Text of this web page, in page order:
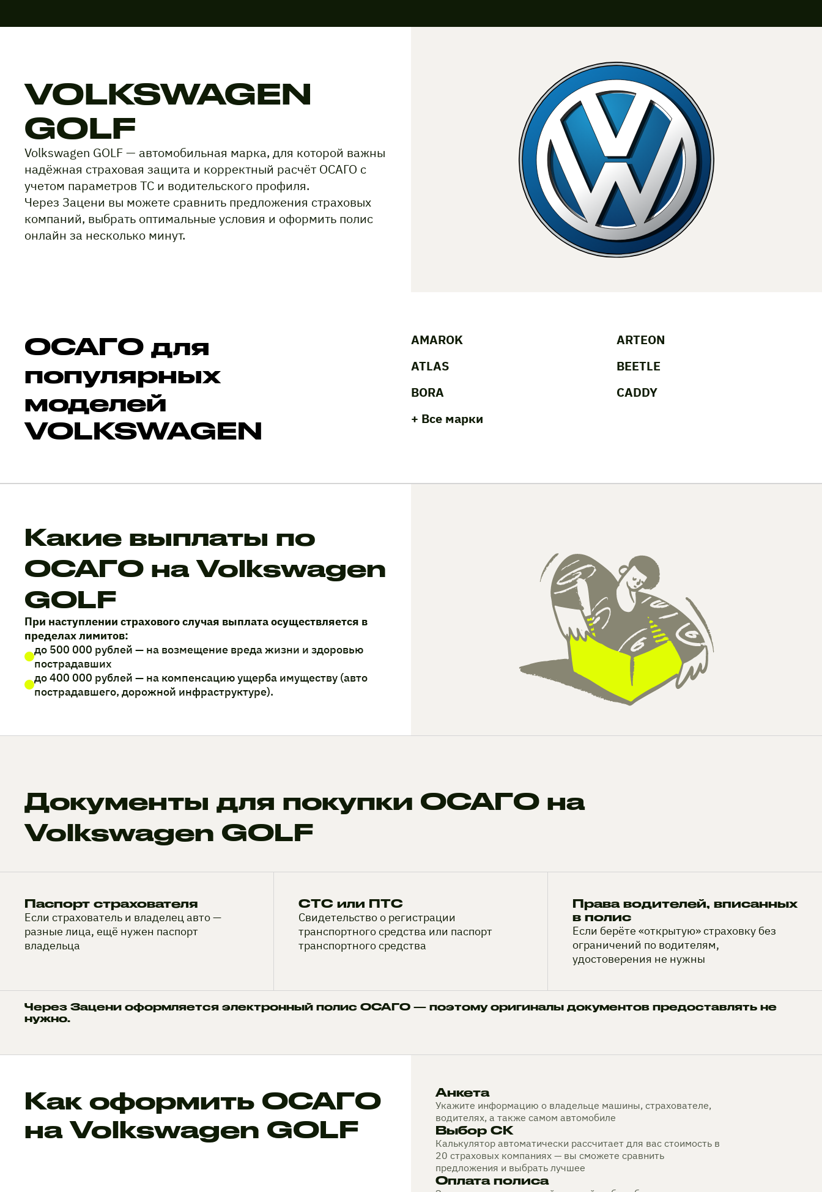
VOLKSWAGEN
GOLF
Volkswagen GOLF — автомобильная марка, для которой важны
надёжная страховая защита и корректный расчёт ОСАГО с
учетом параметров ТС и водительского профиля.
Через Зацени вы можете сравнить предложения страховых
компаний, выбрать оптимальные условия и оформить полис
онлайн за несколько минут.
ОСАГО для
популярных
моделей
VOLKSWAGEN
AMAROK
ARTEON
ATLAS
BEETLE
BORA
CADDY
+ Все марки
Какие выплаты по
ОСАГО на Volkswagen
GOLF
При наступлении страхового случая выплата осуществляется в
пределах лимитов:
до 500 000 рублей — на возмещение вреда жизни и здоровью
пострадавших
до 400 000 рублей — на компенсацию ущерба имуществу (авто
пострадавшего, дорожной инфраструктуре).
Документы для покупки ОСАГО на
Volkswagen GOLF
Паспорт страхователя
Если страхователь и владелец авто —
разные лица, ещё нужен паспорт
владельца
СТС или ПТС
Свидетельство о регистрации
транспортного средства или паспорт
транспортного средства
Права водителей, вписанных
в полис
Если берёте «открытую» страховку без
ограничений по водителям,
удостоверения не нужны
Через Зацени оформляется электронный полис ОСАГО — поэтому оригиналы документов предоставлять не
нужно.
Как оформить ОСАГО
на Volkswagen GOLF
Анкета
Укажите информацию о владельце машины, страхователе,
водителях, а также самом автомобиле
Выбор СК
Калькулятор автоматически рассчитает для вас стоимость в
20 страховых компаниях — вы сможете сравнить
предложения и выбрать лучшее
Оплата полиса